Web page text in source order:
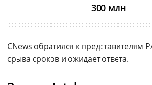
300 млн
CNews обратился к представителям
срыва сроков и ожидает ответа.